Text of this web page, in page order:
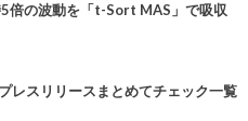
倍の波動を「t-Sort MAS」で吸収
プレスリリースまとめてチェック一覧